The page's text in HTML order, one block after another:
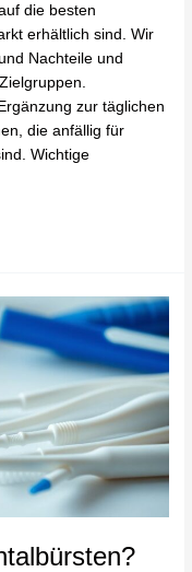
die besten
erhältlich sind. Wir
Nachteile und
zur täglichen
die anfällig für
Wichtige